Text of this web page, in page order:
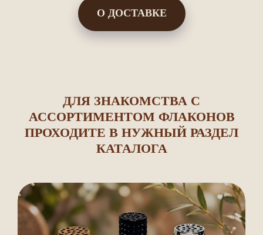
О ДОСТАВКЕ
ДЛЯ ЗНАКОМСТВА С
АССОРТИМЕНТОМ ФЛАКОНОВ
ПРОХОДИТЕ В НУЖНЫЙ РАЗДЕЛ
КАТАЛОГА